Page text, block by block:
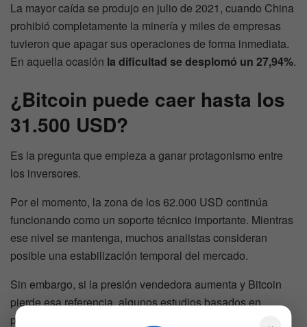
La mayor caída se produjo en julio de 2021, cuando China
prohibió completamente la minería y miles de empresas
tuvieron que apagar sus operaciones de forma inmediata.
En aquella ocasión la dificultad se desplomó un 27,94%.
¿Bitcoin puede caer hasta los
31.500 USD?
Es la pregunta que empieza a ganar protagonismo entre
los inversores.
Por el momento, la zona de los 62.000 USD continúa
funcionando como un soporte técnico importante. Mientras
ese nivel se mantenga, muchos analistas consideran
posible una estabilización temporal del mercado.
Sin embargo, si la presión vendedora aumenta y Bitcoin
pierde esa referencia, algunos estudios basados en
perfiles históricos de volumen sitúan la siguiente gran